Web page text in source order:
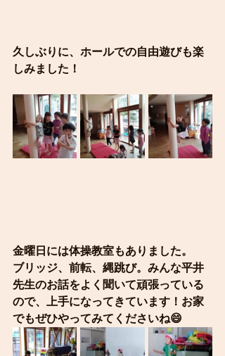
久しぶりに、ホールでの自由遊びも楽
しみました！
金曜日には体操教室もありました。
ブリッジ、前転、縄跳び。みんな平井
先生のお話をよく聞いて頑張っている
ので、上手になってきています！お家
でもぜひやってみてくださいね😄